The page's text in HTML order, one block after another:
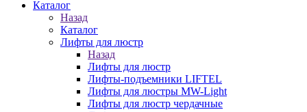
Каталог
Назад
Каталог
Лифты для люстр
Назад
Лифты для люстр
Лифты-подъемники LIFTEL
Лифты для люстры MW-Light
Лифты для люстр чердачные